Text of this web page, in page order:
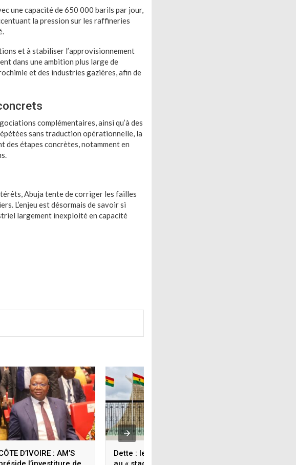
une capacité de 650 000 barils par jour,
la pression sur les raffineries
et à stabiliser l’approvisionnement
dans une ambition plus large de
et des industries gazières, afin de
complémentaires, ainsi qu’à des
sans traduction opérationnelle, la
des étapes concrètes, notamment en
Abuja tente de corriger les failles
L’enjeu est désormais de savoir si
largement inexploité en capacité
D’IVOIRE : AM’S
Dette : le Ghana dit être